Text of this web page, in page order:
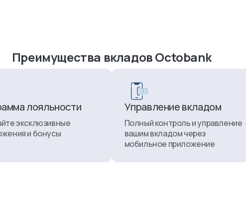
Преимущества вкладов Octobank
лояльности
эксклюзивные
и бонусы
Управление вкладом
Полный контроль и управление
вашим вкладом через
мобильное приложение